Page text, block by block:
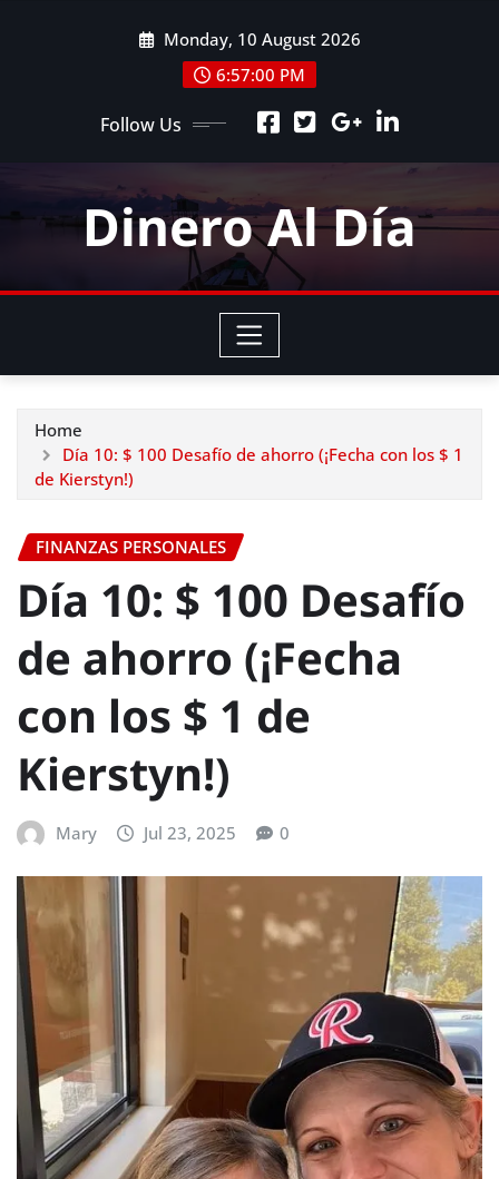
Monday, 10 August 2026
6:57:02 PM
Follow Us
Dinero Al Día
Home
Día 10: $ 100 Desafío de ahorro (¡Fecha con los $ 1
de Kierstyn!)
FINANZAS PERSONALES
Día 10: $ 100 Desafío
de ahorro (¡Fecha
con los $ 1 de
Kierstyn!)
Mary Jul 23, 2025 0